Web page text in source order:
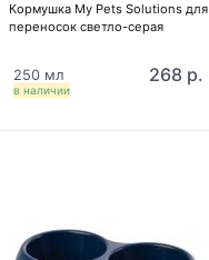
Кормушка My Pets Solutions для
переносок светло-серая
в наличии
250 мл 268 р.